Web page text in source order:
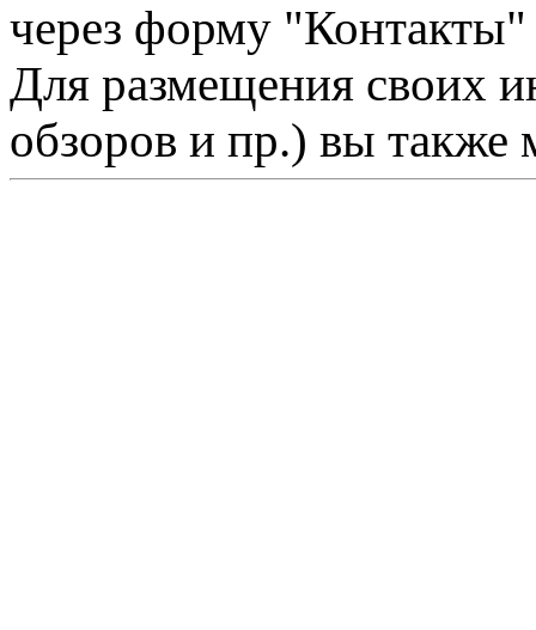
через форму "Контакты"
Для размещения своих
обзоров и пр.) вы также